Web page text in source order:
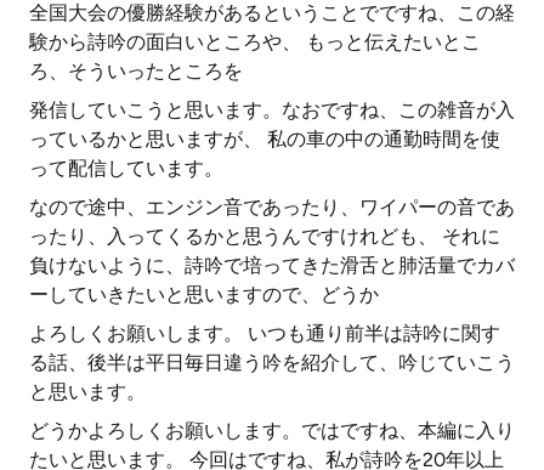
全国大会の優勝経験があるということでですね、この経
験から詩吟の面白いところや、 もっと伝えたいとこ
ろ、そういったところを
発信していこうと思います。なおですね、この雑音が入
っているかと思いますが、 私の車の中の通勤時間を使
って配信しています。
なので途中、エンジン音であったり、ワイパーの音であ
ったり、入ってくるかと思うんですけれども、 それに
負けないように、詩吟で培ってきた滑舌と肺活量でカバ
ーしていきたいと思いますので、どうか
よろしくお願いします。 いつも通り前半は詩吟に関す
る話、後半は平日毎日違う吟を紹介して、吟じていこう
と思います。
どうかよろしくお願いします。ではですね、本編に入り
たいと思います。 今回はですね、私が詩吟を20年以上